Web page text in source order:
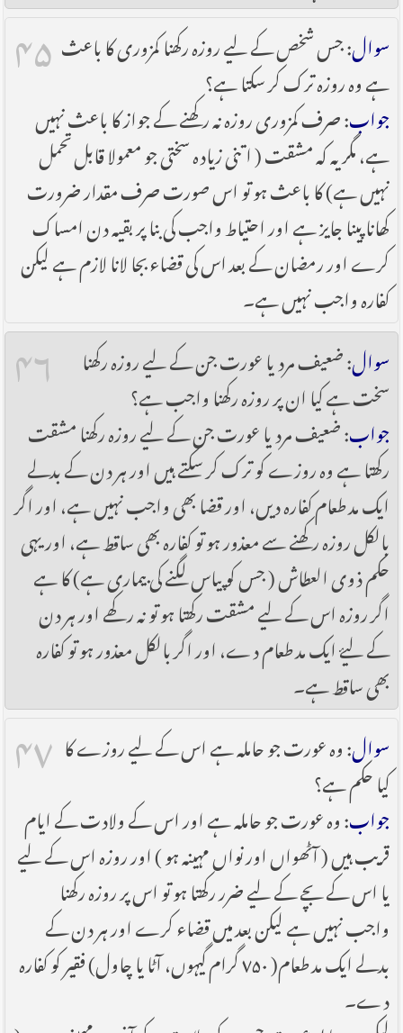
۴۵ سوال: جس شخص کے لیے روزہ رکھنا کمزوری کا باعث
ہے وہ روزہ ترک کر سکتا ہے؟
جواب: صرف کمزوری روزہ نہ رکھنے کے جواز کا باعث نہیں
ہے، مگر یہ کہ مشقت ( اتنی زیادہ سختی جو معمولا قابل تحمل
نہیں ہے) کا باعث ہو تو اس صورت صرف مقدار ضرورت
کھانا پینا جایز ہے اور احتیاط واجب کی بنا پر بقیہ دن امساک
کرے اور رمضان کے بعد اس کی قضاء بجا لانا لازم ہے لیکن
کفارہ واجب نہیں ہے۔
۴۶ سوال: ضعیف مرد یا عورت جن کے لیے روزہ رکھنا
سخت ہے کیا ان پر روزہ رکھنا واجب ہے؟
جواب: ضعیف مرد یا عورت جن کے لیے روزہ رکھنا مشقت
رکھتا ہے وہ روزے کو ترک کر سکتے ہیں اور ہر دن کے بدلے
ایک مد طعام کفارہ دیں، اور قضا بھی واجب نہیں ہے، اور اگر
بالکل روزہ رکھنے سے معذور ہو تو کفارہ بھی ساقط ہے، اور یہی
حکم ذوی العطاش ( جس کو پیاس لگنے کی بیماری ہے) کا ہے
اگر روزہ اس کے لیے مشقت رکھتا ہو تو نہ رکھے اور ہر دن
کے لیۓ ایک مد طعام دے، اور اگر بالکل معذور ہو تو کفارہ
بھی ساقط ہے۔
۴۷ سوال: وہ عورت جو حاملہ ہے اس کے لیے روزے کا
کیا حکم ہے؟
جواب: وہ عورت جو حاملہ ہے اور اس کے ولادت کے ایام
قریب ہیں ( آٹھواں اور نواں مہینہ ہو ) اور روزہ اس کے لیے
یا اس کے بچے کے لیے ضرر رکھتا ہو تو اس پر روزہ رکھنا
واجب نہیں ہے لیکن بعد میں قضاء کرے اور ہر دن کے
بدلے ایک مد طعام( ۷۵۰ گرام گیہوں، آٹا یا چاول) فقیر کو کفارہ
دے۔